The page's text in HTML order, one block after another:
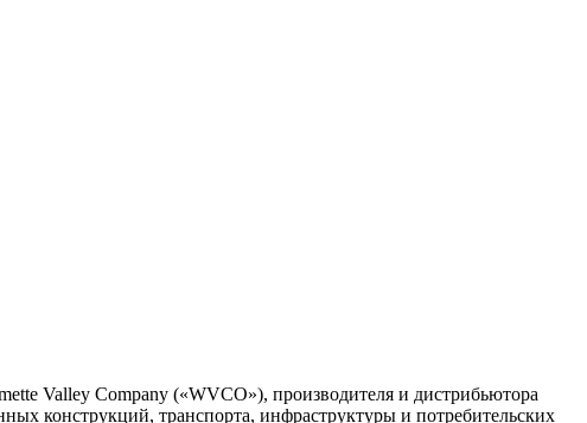
Valley Company («WVCO»), производителя и дистрибьютора
конструкций, транспорта, инфраструктуры и потребительских